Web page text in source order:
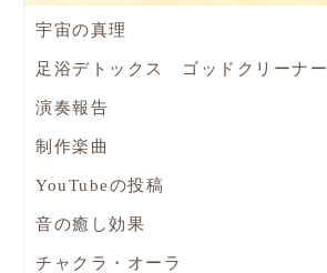
宇宙の真理
足浴デトックス ゴッドクリーナー
演奏報告
制作楽曲
YouTubeの投稿
音の癒し効果
チャクラ・オーラ